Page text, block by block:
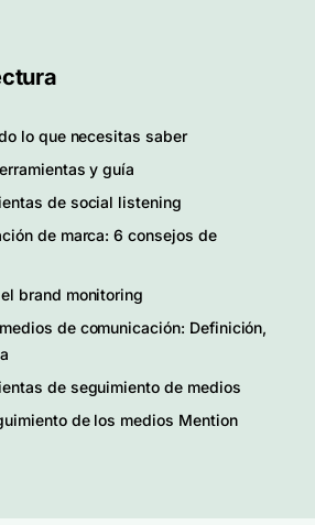
lo que necesitas saber
y guía
de social listening
de marca: 6 consejos de
brand monitoring
de comunicación: Definición,
de seguimiento de medios
de los medios Mention